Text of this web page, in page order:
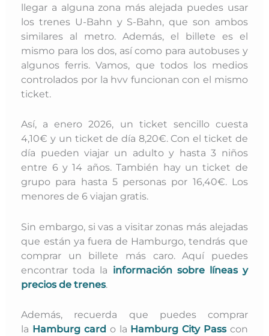
llegar a alguna zona más alejada puedes usar
los trenes U-Bahn y S-Bahn, que son ambos
similares al metro. Además, el billete es el
mismo para los dos, así como para autobuses y
algunos ferris. Vamos, que todos los medios
controlados por la hvv funcionan con el mismo
ticket.
Así, a enero 2026, un ticket sencillo cuesta
4,10€ y un ticket de día 8,20€. Con el ticket de
día pueden viajar un adulto y hasta 3 niños
entre 6 y 14 años. También hay un ticket de
grupo para hasta 5 personas por 16,40€. Los
menores de 6 viajan gratis.
Sin embargo, si vas a visitar zonas más alejadas
que están ya fuera de Hamburgo, tendrás que
comprar un billete más caro. Aquí puedes
encontrar toda la información sobre líneas y
precios de trenes.
Además, recuerda que puedes comprar
la Hamburg cardo la Hamburg City Pass con